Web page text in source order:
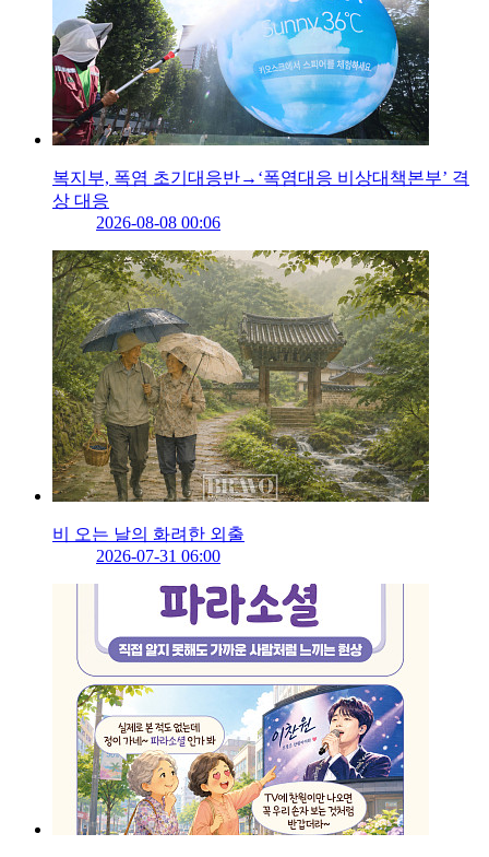
복지부, 폭염 초기대응반→‘폭염대응 비상대책본부’ 격
상 대응
2026-08-08 00:06
비 오는 날의 화려한 외출
2026-07-31 06:00